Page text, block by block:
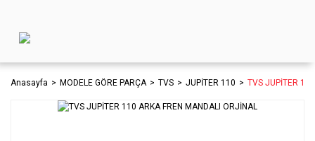
Anasayfa MODELE GÖRE PARÇA TVS JUPİTER 110 TVS JUPİTER